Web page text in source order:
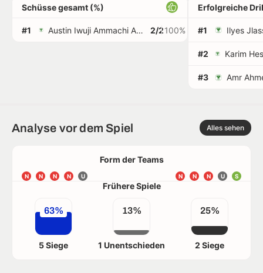
Schüsse gesamt (%)
#1 Austin Iwuji Ammachi Augustine Amutu 2/2100%
Erfolgreiche
#1 Ilyes
#2
#3 Amr
Analyse vor dem Spiel Alles sehen
Form der Teams
N N N N U S
U
N
N
N
Frühere Spiele
63%
5 Siege
13%
1 Unentschieden
25%
2 Siege